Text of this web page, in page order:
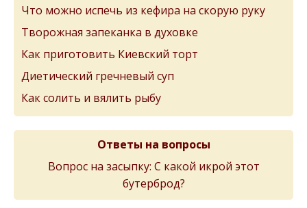
Что можно испечь из кефира на скорую руку
Творожная запеканка в духовке
Как приготовить Киевский торт
Диетический гречневый суп
Как солить и вялить рыбу
Ответы на вопросы
Вопрос на засыпку: С какой икрой этот
бутерброд?